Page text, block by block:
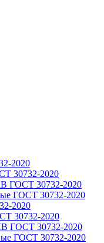
2020
30732-2020
ГОСТ 30732-2020
ГОСТ 30732-2020
2020
30732-2020
ГОСТ 30732-2020
ГОСТ 30732-2020